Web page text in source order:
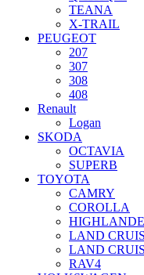
TEANA
X-TRAIL
PEUGEOT
207
307
308
408
Renault
Logan
SKODA
OCTAVIA
SUPERB
TOYOTA
CAMRY
COROLLA
LAND
LAND
RAV4